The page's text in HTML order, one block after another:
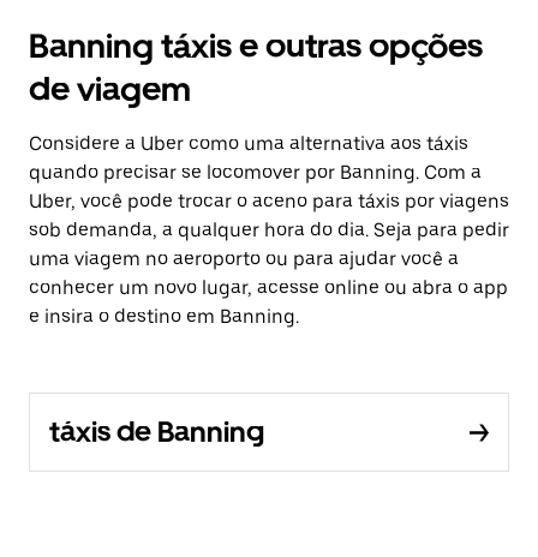
Banning táxis e outras opções
de viagem
Considere a Uber como uma alternativa aos táxis
quando precisar se locomover por Banning. Com a
Uber, você pode trocar o aceno para táxis por viagens
sob demanda, a qualquer hora do dia. Seja para pedir
uma viagem no aeroporto ou para ajudar você a
conhecer um novo lugar, acesse online ou abra o app
e insira o destino em Banning.
táxis de Banning